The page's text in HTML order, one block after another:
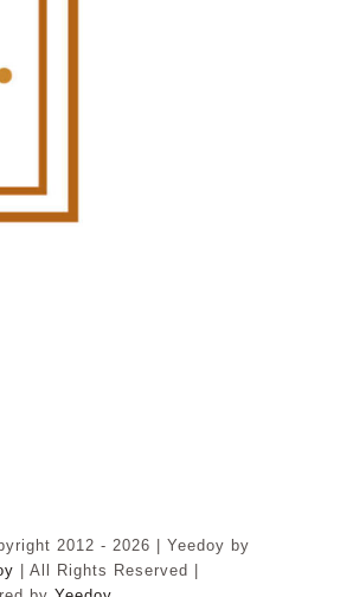
2012 - 2026 | Yeedoy by
| All Rights Reserved |